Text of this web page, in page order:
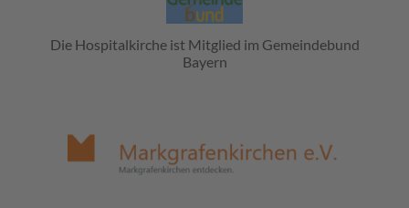
Die Hospitalkirche ist Mitglied im Gemeindebund
Bayern